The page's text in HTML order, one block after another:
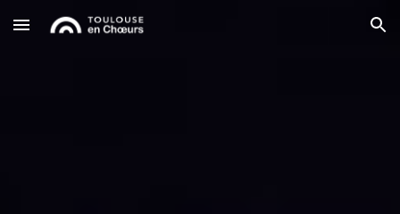
Skip to main content Skip to navigation